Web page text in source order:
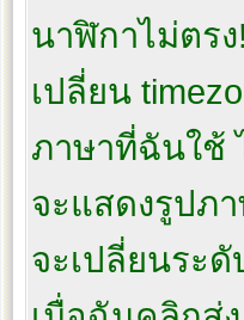
นาฬิกาไม่ตรง!
เปลี่ยน
ภาษาที่ฉันใช้
จะแสดงรูปภา
จะเปลี่ยนระ